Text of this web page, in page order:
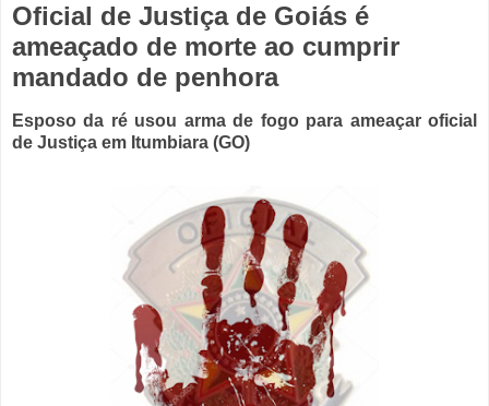
Oficial de Justiça de Goiás é
ameaçado de morte ao cumprir
mandado de penhora
Esposo da ré usou arma de fogo para ameaçar oficial
de Justiça em Itumbiara (GO)